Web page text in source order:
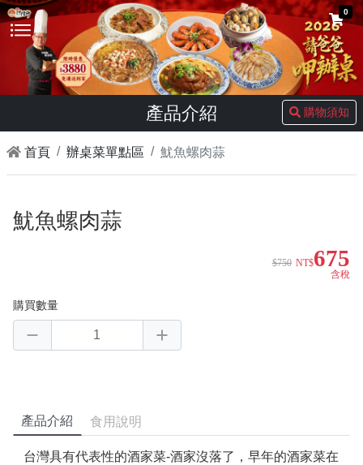
0
產品介紹
首頁 辦桌菜單點區 魷魚螺肉蒜
購物須知
魷魚螺肉蒜
$750 NT$675
含稅
購買數量
產品介紹 食用說明
台灣具有代表性的酒家菜-酒家沒落了，早年的酒家菜在